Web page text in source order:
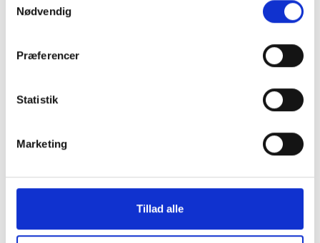
Nødvendig
Præferencer
Statistik
Marketing
Tillad alle
smagsoplevelse. Hver lakridskugle er drageret i et tyndt lag
mørk chokolade med let frugtige nuancer, efterfulgt af
kakaopulver. Midt i denne lækre symfoni finder du kernen af
SLOW CRAFTED lakrids, som fuldender oplevelsen og giver
en perfekt balance mellem sødme og dybde. Den stilfulde
æske på 265 g gør sig ideelt som en eksklusiv firmagave, til
Butiksværdi kr. 199,-
Andre købte også